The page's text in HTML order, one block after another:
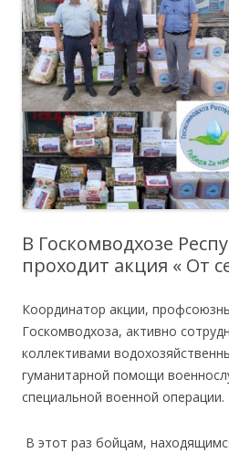
В Госкомводхозе
проходит акция « От
Координатор акции,
Госкомводхоза, активно
коллективами
гуманитарной помощи
специальной военной операции.
В этот раз бойцам,